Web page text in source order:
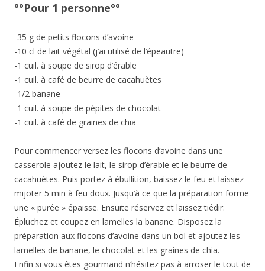
°°Pour 1 personne°°
-35 g de petits flocons d’avoine
-10 cl de lait végétal (j’ai utilisé de l’épeautre)
-1 cuil. à soupe de sirop d’érable
-1 cuil. à café de beurre de cacahuètes
-1/2 banane
-1 cuil. à soupe de pépites de chocolat
-1 cuil. à café de graines de chia
Pour commencer versez les flocons d’avoine dans une
casserole ajoutez le lait, le sirop d’érable et le beurre de
cacahuètes. Puis portez à ébullition, baissez le feu et laissez
mijoter 5 min à feu doux. Jusqu’à ce que la préparation forme
une « purée » épaisse. Ensuite réservez et laissez tiédir.
Épluchez et coupez en lamelles la banane. Disposez la
préparation aux flocons d’avoine dans un bol et ajoutez les
lamelles de banane, le chocolat et les graines de chia.
Enfin si vous êtes gourmand n’hésitez pas à arroser le tout de